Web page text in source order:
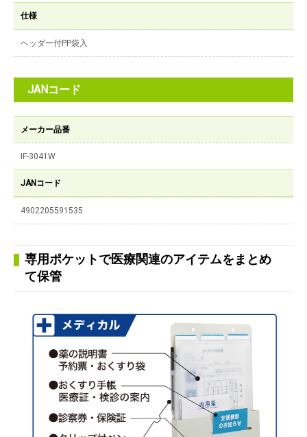
仕様
ヘッダー付PP袋入
JANコード
メーカー品番
IF-3041W
JANコード
4902205591535
専用ポケットで医療関連のアイテムをまとめ
て保管